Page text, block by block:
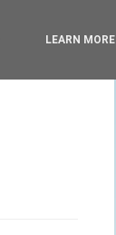
LEARN MORE